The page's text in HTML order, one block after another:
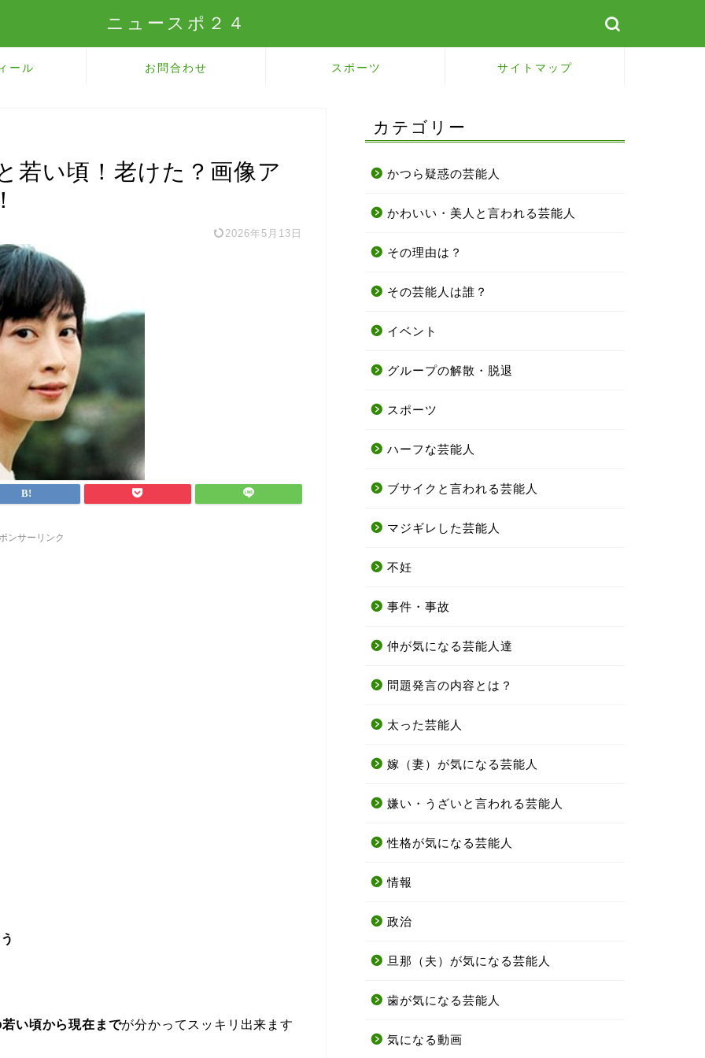
ニュースポ２４
ール お問合わせ スポーツ サイトマップ
若い頃！老けた？画像ア
2026年5月13日
ンサーリンク
い頃から現在までが分かってスッキリ出来ます
カテゴリー
かつら疑惑の芸能人
かわいい・美人と言われる芸能人
その理由は？
その芸能人は誰？
イベント
グループの解散・脱退
スポーツ
ハーフな芸能人
ブサイクと言われる芸能人
マジギレした芸能人
不妊
事件・事故
仲が気になる芸能人達
問題発言の内容とは？
太った芸能人
嫁（妻）が気になる芸能人
嫌い・うざいと言われる芸能人
性格が気になる芸能人
情報
政治
旦那（夫）が気になる芸能人
歯が気になる芸能人
気になる動画